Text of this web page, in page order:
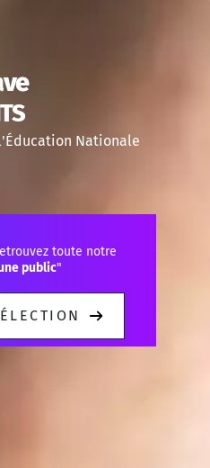
Nationale
toute notre
public"